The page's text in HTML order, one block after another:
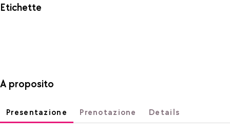
Etichette
A proposito
Presentazione Prenotazione Details